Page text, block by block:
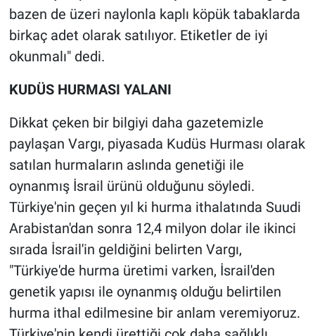
bazen de üzeri naylonla kaplı köpük tabaklarda
birkaç adet olarak satılıyor. Etiketler de iyi
okunmalı" dedi.
KUDÜS HURMASI YALANI
Dikkat çeken bir bilgiyi daha gazetemizle
paylaşan Vargı, piyasada Kudüs Hurması olarak
satılan hurmaların aslında genetiği ile
oynanmış İsrail ürünü olduğunu söyledi.
Türkiye'nin geçen yıl ki hurma ithalatında Suudi
Arabistan'dan sonra 12,4 milyon dolar ile ikinci
sırada İsrail'in geldiğini belirten Vargı,
"Türkiye'de hurma üretimi varken, İsrail'den
genetik yapısı ile oynanmış olduğu belirtilen
hurma ithal edilmesine bir anlam veremiyoruz.